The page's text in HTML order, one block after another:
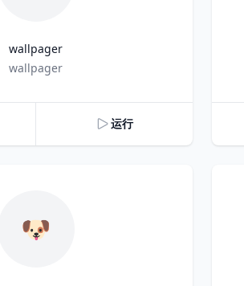
wallpager
wallpager
运行
🐶